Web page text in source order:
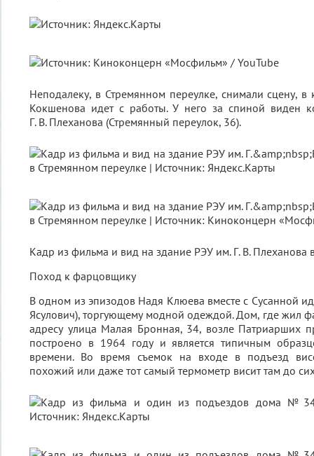
Неподалеку, в Стремянном переулке, снимали сцену,
Кокшенова идет с работы. У него за спиной виден
Г. В. Плеханова (Стремянный переулок, 36).
Кадр из фильма и вид на здание РЭУ им. Г. В. Плеханова
Поход к фарцовщику
В одном из эпизодов Надя Клюева вместе с Сусанной
Ясулович), торгующему модной одеждой. Дом, где жил
адресу улица Малая Бронная, 34, возле Патриарших
построено в 1964 году и является типичным
времени. Во время съемок на входе в подъезд
похожий или даже тот самый термометр висит там до